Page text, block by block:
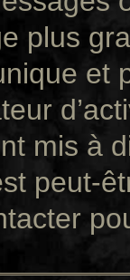
plus
et
mis à
peut-